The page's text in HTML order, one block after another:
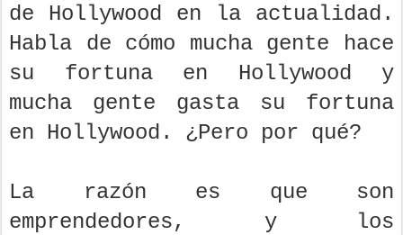
de Hollywood en la actualidad.
Habla de cómo mucha gente hace
su fortuna en Hollywood y
mucha gente gasta su fortuna
en Hollywood. ¿Pero por qué?
La razón es que son
emprendedores, y los